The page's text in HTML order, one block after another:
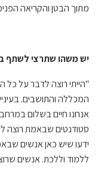
מתוך הבטן והקריאה
יש משהו שתרצי לשתף
"הייתי רוצה לדבר על כל
המכללה והתושבים.
אנחנו חיים בשלום
סטודנטים שבאמת רוצה
ידעו שיש כאן אנשים
ללמוד וללכת. אנשים